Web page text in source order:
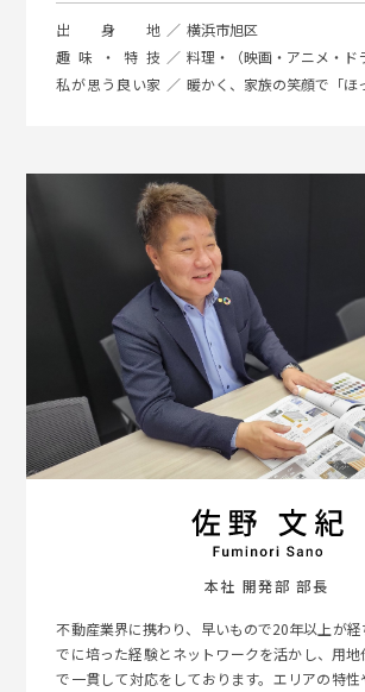
出身地
横浜市旭区
趣味・特技
料理・（映画・アニメ・ド
私が思う良い家
暖かく、家族の笑顔で「ほ
本社 開発部 部長
不動産業界に携わり、早いもので20年以上が
でに培った経験とネットワークを活かし、用
で一貫して対応をしております。エリアの特